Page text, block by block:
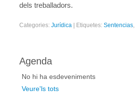
dels treballadors.
Categories: Jurídica Etiquetes: Sentencias,
Agenda
No hi ha esdeveniments
Veure'ls tots